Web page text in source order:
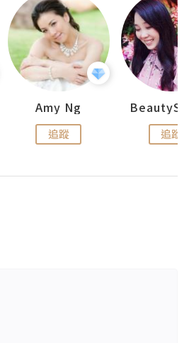
Amy Ng
追蹤 追蹤